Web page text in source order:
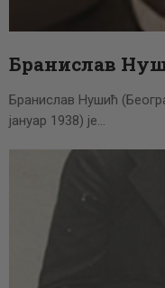
Бранислав
Бранислав Нушић
јануар 1938) је…